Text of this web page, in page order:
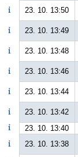
23. 10. 13:50
23. 10. 13:49
23. 10. 13:48
23. 10. 13:46
23. 10. 13:44
23. 10. 13:42
23. 10. 13:40
23. 10. 13:38